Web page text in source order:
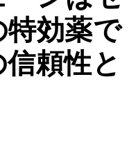
効薬で
頼性と